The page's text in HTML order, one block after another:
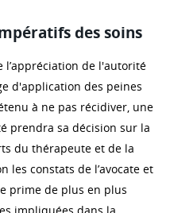
des soins
l’appréciation de l'autorité
d'application des peines
à ne pas récidiver, une
prendra sa décision sur la
du thérapeute et de la
les constats de l’avocate et
prime de plus en plus